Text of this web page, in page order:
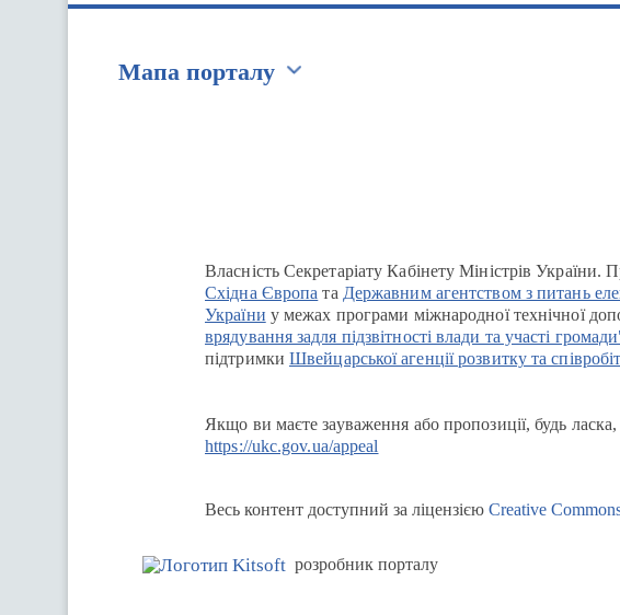
Мапа порталу
Власність Секретаріату Кабінету Міністрів України.
Східна Європа та Державним агентством з питань
України у межах програми міжнародної технічної
врядування задля підзвітності влади та участі
підтримки Швейцарської агенції розвитку та
Якщо ви маєте зауваження або пропозиції, будь
https://ukc.gov.ua/appeal
Весь контент доступний за ліцензією Creative
розробник порталу